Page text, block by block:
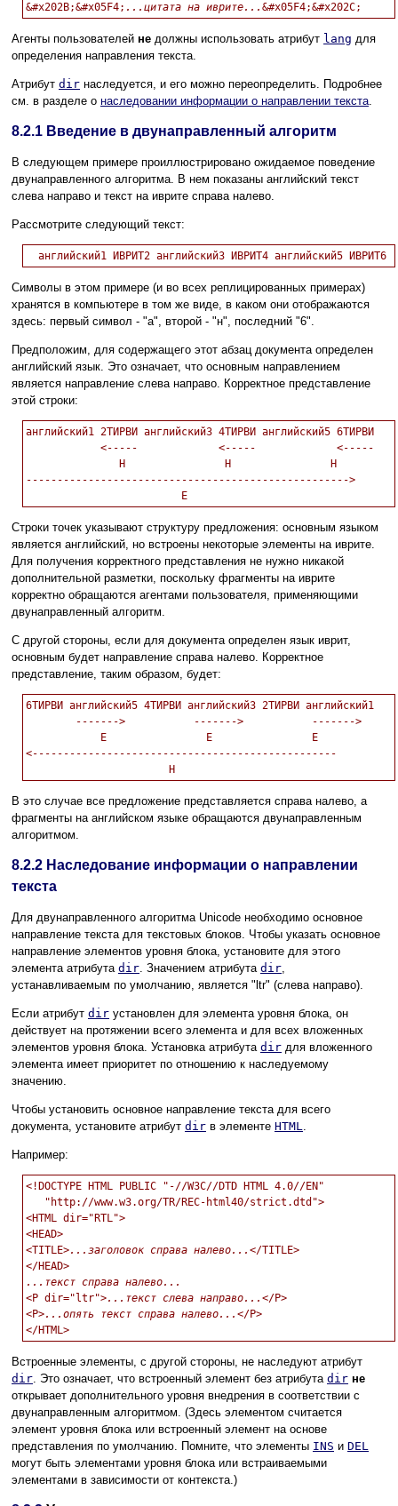
&#x202B;&#x05F4; ...цитата на иврите...
Агенты пользователей не должны использовать атрибут lang для
определения направления текста.
Атрибут dir наследуется, и его можно переопределить. Подробнее
см. в разделе о наследовании информации о направлении текста.
8.2.1 Введение в двунаправленный алгоритм
В следующем примере проиллюстрировано ожидаемое поведение
двунаправленного алгоритма. В нем показаны английский текст
слева направо и текст на иврите справа налево.
Рассмотрите следующий текст:
Символы в этом примере (и во всех реплицированных примерах)
хранятся в компьютере в том же виде, в каком они отображаются
здесь: первый символ - "а", второй - "н", последний "6".
Предположим, для содержащего этот абзац документа определен
английский язык. Это означает, что основным направлением
является направление слева направо. Корректное представление
этой строки:
английский1 2ТИРВИ английский3 4ТИРВИ английский5 6ТИРВИ
            <-----             <-----             <-----
               H                H                H
---------------------------------------------------->
Строки точек указывают структуру предложения: основным языком
является английский, но встроены некоторые элементы на иврите.
Для получения корректного представления не нужно никакой
дополнительной разметки, поскольку фрагменты на иврите
корректно обращаются агентами пользователя, применяющими
двунаправленный алгоритм.
С другой стороны, если для документа определен язык иврит,
основным будет направление справа налево. Корректное
представление, таким образом, будет:
6ТИРВИ английский5 4ТИРВИ английский3 2ТИРВИ английский1
        ------->           ------->           ------->
            E                E                E
<-------------------------------------------------
В это случае все предложение представляется справа налево, а
фрагменты на английском языке обращаются двунаправленным
алгоритмом.
8.2.2 Наследование информации о направлении
текста
Для двунаправленного алгоритма Unicode необходимо основное
направление текста для текстовых блоков. Чтобы указать основное
направление элементов уровня блока, установите для этого
элемента атрибута dir. Значением атрибута dir,
устанавливаемым по умолчанию, является "ltr" (слева направо).
Если атрибут dir установлен для элемента уровня блока, он
действует на протяжении всего элемента и для всех вложенных
элементов уровня блока. Установка атрибута dir для вложенного
элемента имеет приоритет по отношению к наследуемому
значению.
Чтобы установить основное направление текста для всего
документа, установите атрибут dir в элементе HTML.
Например:
<!DOCTYPE HTML PUBLIC "-//W3C//DTD HTML 4.0//EN"
   "http://www.w3.org/TR/REC-html40/strict.dtd">
<HTML dir="RTL">
<HEAD>
<TITLE>...заголовок справа налево... </TITLE>
...текст справа налево...
<P dir="ltr">...текст слева направо... </P>
<P>...опять текст справа налево... </P>
Встроенные элементы, с другой стороны, не наследуют атрибут
dir. Это означает, что встроенный элемент без атрибута dir не
открывает дополнительного уровня внедрения в соответствии с
двунаправленным алгоритмом. (Здесь элементом считается
элемент уровня блока или встроенный элемент на основе
представления по умолчанию. Помните, что элементы INS и DEL
могут быть элементами уровня блока или встраиваемыми
элементами в зависимости от контекста.)